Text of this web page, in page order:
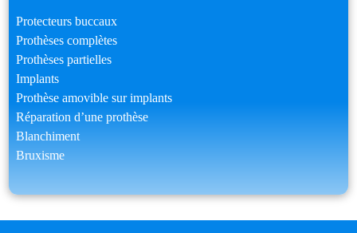
Protecteurs buccaux
Prothèses complètes
Prothèses partielles
Implants
Prothèse amovible sur implants
Réparation d’une prothèse
Blanchiment
Bruxisme